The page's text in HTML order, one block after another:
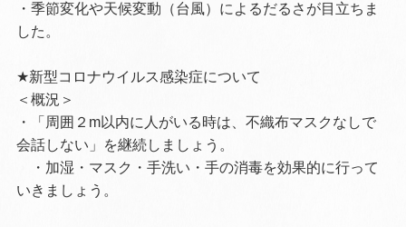
・季節変化や天候変動（台風）によるだるさが目立ちま
した。
★新型コロナウイルス感染症について
＜概況＞
・「周囲２m以内に人がいる時は、不織布マスクなしで
会話しない」を継続しましょう。
・加湿・マスク・手洗い・手の消毒を効果的に行って
いきましょう。